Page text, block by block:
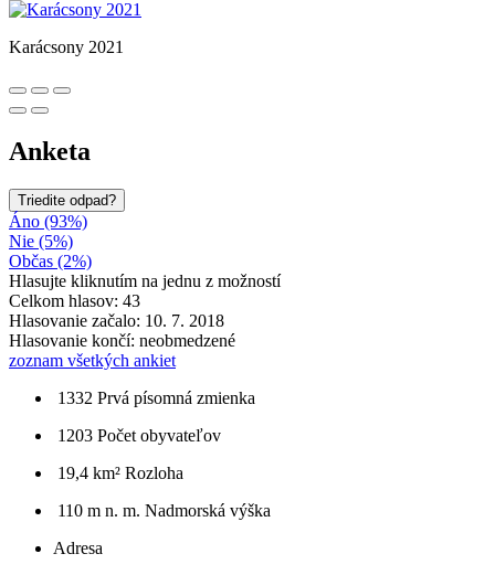
Karácsony 2021
Anketa
Triedite odpad?
Áno (93%)
Nie (5%)
Občas (2%)
Hlasujte kliknutím na jednu z možností
Celkom hlasov: 43
Hlasovanie začalo: 10. 7. 2018
Hlasovanie končí: neobmedzené
zoznam všetkých ankiet
1332 Prvá písomná zmienka
1203 Počet obyvateľov
19,4 km² Rozloha
110 m n. m. Nadmorská výška
Adresa